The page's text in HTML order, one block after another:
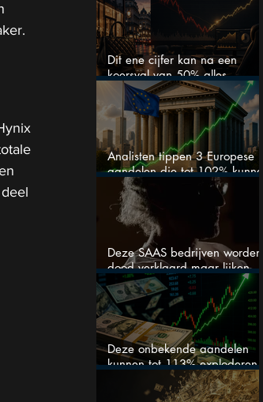
Dit ene cijfer kan na een
koersval van 50% alles
veranderen
Analisten tippen 3 Europese
aandelen die tot 102% kunnen
stijgen
Deze SAAS bedrijven worden
dood verklaard maar lijken
springlevend
Deze onbekende aandelen
kunnen tot 113% exploderen
(één springt eruit)